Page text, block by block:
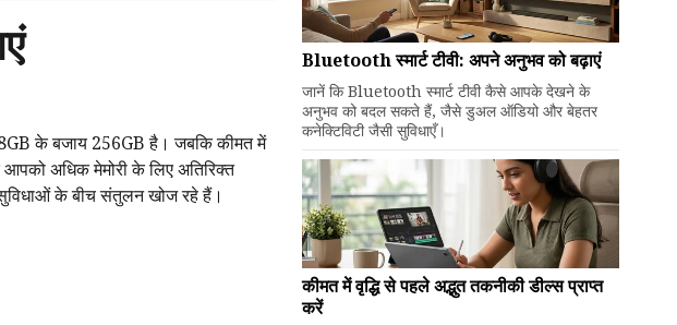
के बजाय 256GB है। जबकि कीमत में
अधिक मेमोरी के लिए अतिरिक्त
के बीच संतुलन खोज रहे हैं।
Bluetooth स्मार्ट टीवी: अपने अनुभव को बढ़ाएं
जानें कि Bluetooth स्मार्ट टीवी कैसे आपके देखने के
अनुभव को बदल सकते हैं, जैसे डुअल ऑडियो और बेहतर
कनेक्टिविटी जैसी सुविधाएँ।
कीमत में वृद्धि से पहले अद्भुत तकनीकी डील्स प्राप्त
करें